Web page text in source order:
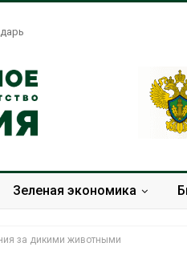
Зеленая экономика
за дикими животными